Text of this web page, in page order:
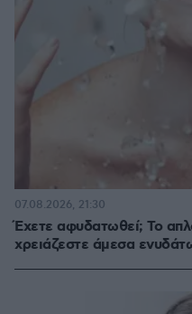
Έχετε αφυδατωθεί; Το
χρειάζεστε άμεσα
07.08.2026, 21:30